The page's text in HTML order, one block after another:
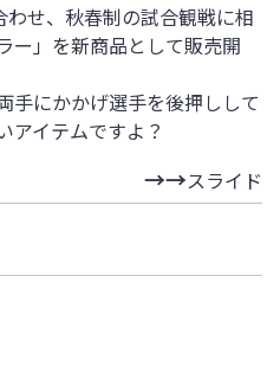
せ、秋春制の試合観戦に相
ー」を新商品として販売開
手にかかげ選手を後押しして
アイテムですよ？
スライド